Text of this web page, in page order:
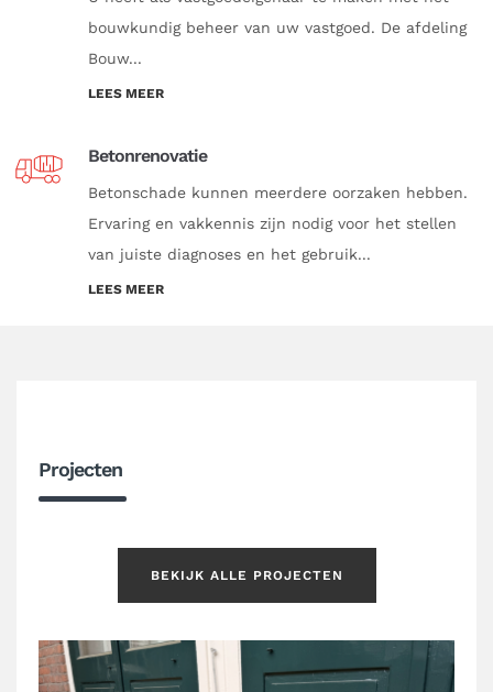
bouwkundig beheer van uw vastgoed. De afdeling
Bouw...
LEES MEER
Betonrenovatie
Betonschade kunnen meerdere oorzaken hebben.
Ervaring en vakkennis zijn nodig voor het stellen
van juiste diagnoses en het gebruik...
LEES MEER
Projecten
BEKIJK ALLE PROJECTEN